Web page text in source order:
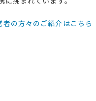
の方々のご紹介はこちら